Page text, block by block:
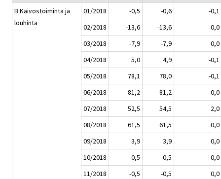
B Kaivostoiminta ja
louhinta
01/2018 -0,5 -0,6
-0,1
02/2018
-13,6 -13,6
0,0
03/2018
-7,9 -7,9
0,0
04/2018
5,0 4,9
-0,1
05/2018
78,1 78,0
-0,1
06/2018
81,2 81,2
0,0
07/2018
52,5 54,5
2,0
08/2018
61,5 61,5
0,0
09/2018
3,9 3,9
0,0
10/2018
0,5 0,5
0,0
11/2018
-0,5 -0,5
0,0